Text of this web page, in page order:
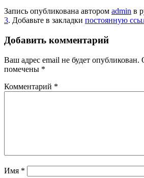
Запись опубликована автором admin в
3. Добавьте в закладки постоянную
Добавить комментарий
Ваш адрес email не будет опубликован.
помечены *
Комментарий *
Имя *